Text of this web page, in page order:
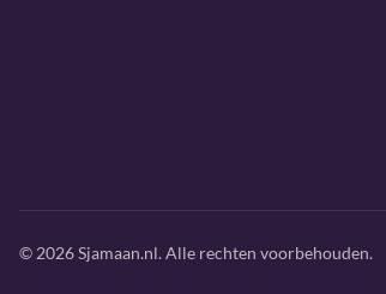
© 2026 Sjamaan.nl. Alle rechten voorbehouden.